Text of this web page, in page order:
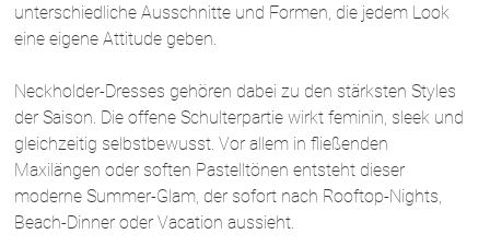
unterschiedliche Ausschnitte und Formen, die jedem Look
eine eigene Attitude geben.
Neckholder-Dresses gehören dabei zu den stärksten Styles
der Saison. Die offene Schulterpartie wirkt feminin, sleek und
gleichzeitig selbstbewusst. Vor allem in fließenden
Maxilängen oder soften Pastelltönen entsteht dieser
moderne Summer-Glam, der sofort nach Rooftop-Nights,
Beach-Dinner oder Vacation aussieht.